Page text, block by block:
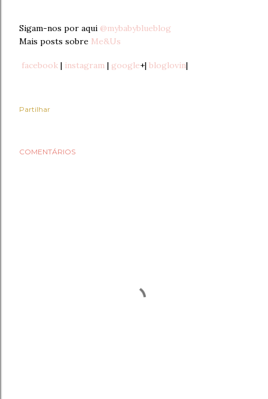
Sigam-nos por aqui @mybabyblueblog
Mais posts sobre Me&Us
facebook | instagram | google+| bloglovin|
Partilhar
COMENTÁRIOS